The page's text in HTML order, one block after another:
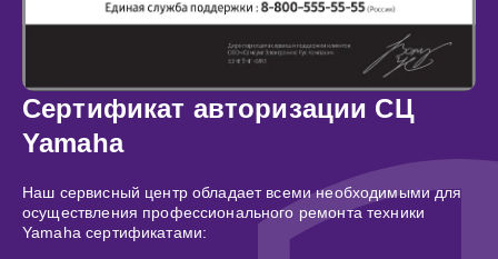
Сертификат авторизации СЦ
Yamaha
Наш сервисный центр обладает всеми необходимыми для
осуществления профессионального ремонта техники
Yamaha сертификатами: